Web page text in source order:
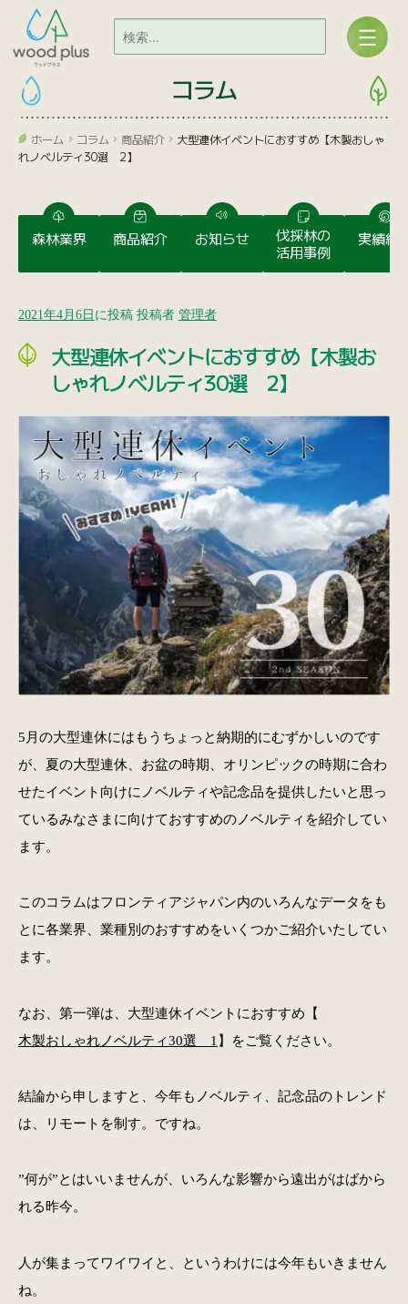
コラム
ホーム コラム 商品紹介
大型連休イベントにおすすめ【木製おしゃ
れノベルティ30選 2】
森林業界 商品紹介 お知らせ
伐採林の
活用事例
実績紹
2021年4月6日 に投稿 投稿者 管理者
大型連休イベントにおすすめ【木製お
しゃれノベルティ30選 2】
5月の大型連休にはもうちょっと納期的にむずかしいのです
が、夏の大型連休、お盆の時期、オリンピックの時期に合わ
せたイベント向けにノベルティや記念品を提供したいと思っ
ているみなさまに向けておすすめのノベルティを紹介してい
ます。
このコラムはフロンティアジャパン内のいろんなデータをも
とに各業界、業種別のおすすめをいくつかご紹介いたしてい
ます。
なお、第一弾は、大型連休イベントにおすすめ【
木製おしゃれノベルティ30選 1 】をご覧ください。
結論から申しますと、今年もノベルティ、記念品のトレンド
は、リモートを制す。ですね。
”何が”とはいいませんが、いろんな影響から遠出がはばから
れる昨今。
人が集まってワイワイと、というわけには今年もいきません
ね。